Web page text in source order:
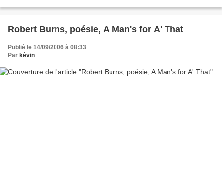
Robert Burns, poésie, A Man's for A' That
Publié le 14/09/2006 à 08:33
Par kévin